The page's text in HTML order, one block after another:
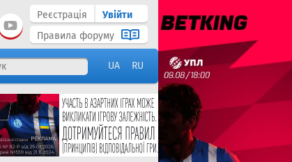
Реєстрація
Увійти
Правила форуму
UA RU